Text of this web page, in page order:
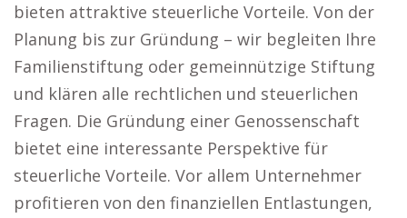
bieten attraktive steuerliche Vorteile. Von der
Planung bis zur Gründung – wir begleiten Ihre
Familienstiftung oder gemeinnützige Stiftung
und klären alle rechtlichen und steuerlichen
Fragen. Die Gründung einer Genossenschaft
bietet eine interessante Perspektive für
steuerliche Vorteile. Vor allem Unternehmer
profitieren von den finanziellen Entlastungen,